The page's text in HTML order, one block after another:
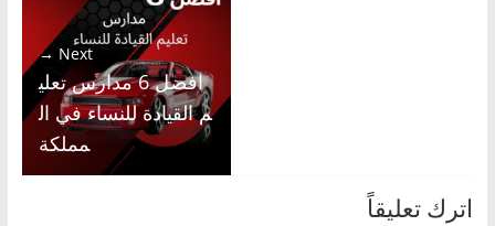
Next →
افضل 6 مدارس تعلي
م القيادة للنساء في ال
مملكة
اترك تعليقاً